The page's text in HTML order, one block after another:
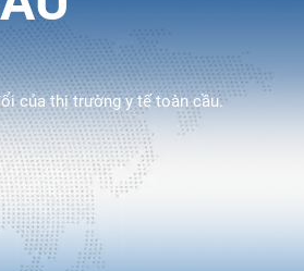
của thị trường y tế toàn cầu.